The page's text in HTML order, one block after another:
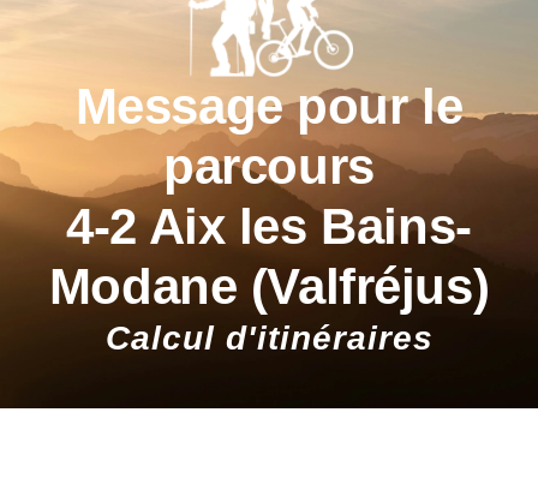
Message pour le
parcours
4-2 Aix les Bains-
Modane (Valfréjus)
Calcul d'itinéraires